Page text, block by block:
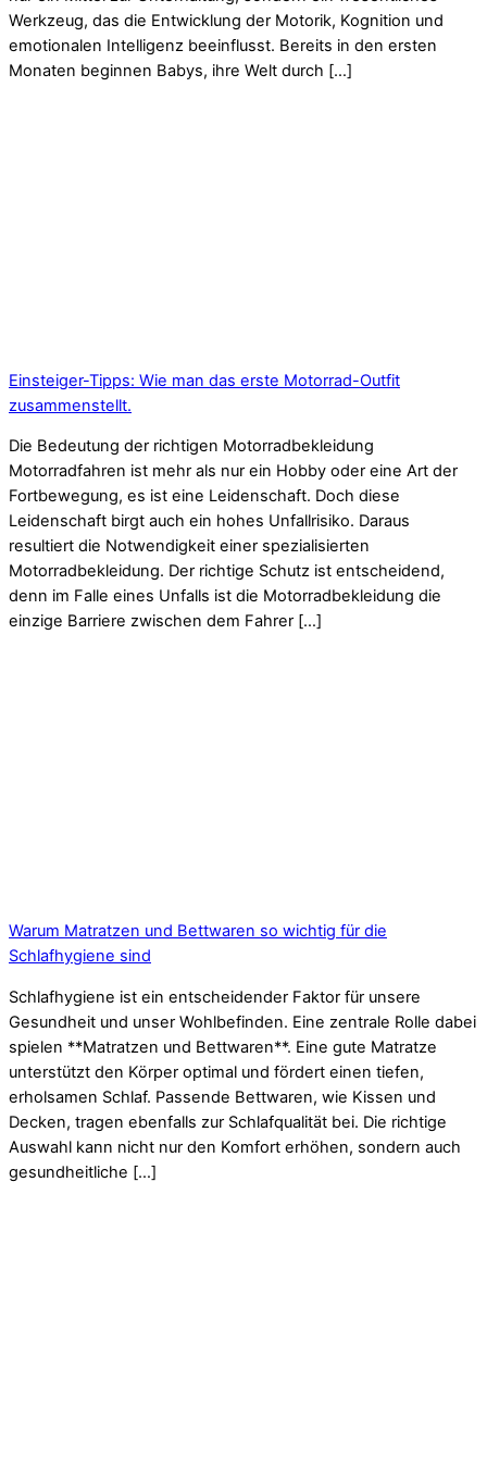
Werkzeug, das die Entwicklung der Motorik, Kognition und
emotionalen Intelligenz beeinflusst. Bereits in den ersten
Monaten beginnen Babys, ihre Welt durch […]
Einsteiger-Tipps: Wie man das erste Motorrad-Outfit
zusammenstellt.
Die Bedeutung der richtigen Motorradbekleidung
Motorradfahren ist mehr als nur ein Hobby oder eine Art der
Fortbewegung, es ist eine Leidenschaft. Doch diese
Leidenschaft birgt auch ein hohes Unfallrisiko. Daraus
resultiert die Notwendigkeit einer spezialisierten
Motorradbekleidung. Der richtige Schutz ist entscheidend,
denn im Falle eines Unfalls ist die Motorradbekleidung die
einzige Barriere zwischen dem Fahrer […]
Warum Matratzen und Bettwaren so wichtig für die
Schlafhygiene sind
Schlafhygiene ist ein entscheidender Faktor für unsere
Gesundheit und unser Wohlbefinden. Eine zentrale Rolle dabei
spielen **Matratzen und Bettwaren**. Eine gute Matratze
unterstützt den Körper optimal und fördert einen tiefen,
erholsamen Schlaf. Passende Bettwaren, wie Kissen und
Decken, tragen ebenfalls zur Schlafqualität bei. Die richtige
Auswahl kann nicht nur den Komfort erhöhen, sondern auch
gesundheitliche […]